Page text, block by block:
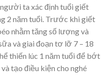
ta xác định tuổi giết
2 năm tuổi. Trước khi giết
nhằm tăng số lượng và
và giai đoạn tơ lỡ 7 – 18
thiến lúc 1 năm tuổi để bớt
tạo điều kiện cho nghé